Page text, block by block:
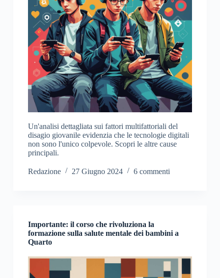
Un'analisi dettagliata sui fattori multifattoriali del
disagio giovanile evidenzia che le tecnologie digitali
non sono l'unico colpevole. Scopri le altre cause
principali.
Redazione 27 Giugno 2024 6 commenti
Importante: il corso che rivoluziona la
formazione sulla salute mentale dei bambini a
Quarto